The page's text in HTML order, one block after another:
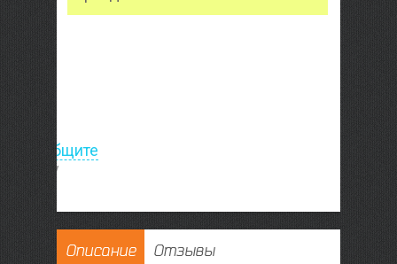
Сообщите
скидку
Описание Отзывы